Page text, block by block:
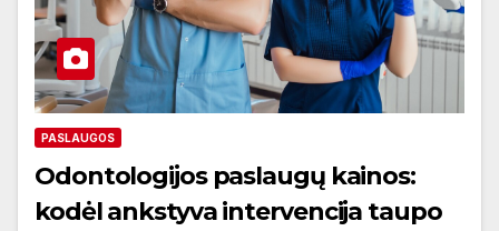
PASLAUGOS
Odontologijos paslaugų kainos:
kodėl ankstyva intervencija taupo